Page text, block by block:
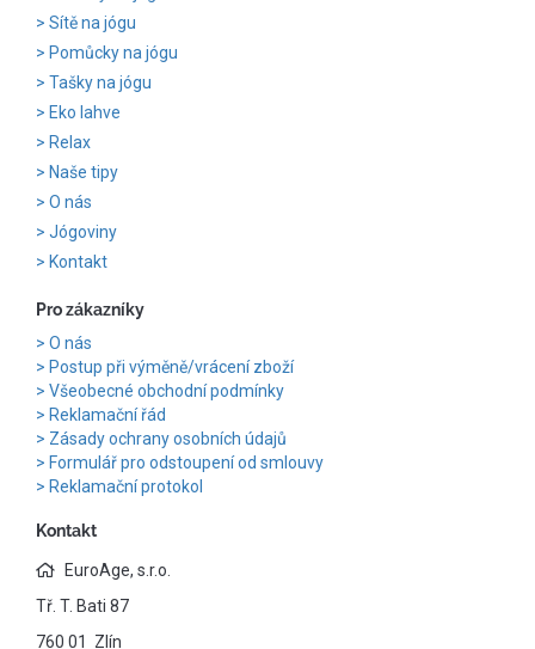
Sítě na jógu
Pomůcky na jógu
Tašky na jógu
Eko lahve
Relax
Naše tipy
O nás
Jógoviny
Kontakt
Pro zákazníky
O nás
Postup při výměně/vrácení zboží
Všeobecné obchodní podmínky
Reklamační řád
Zásady ochrany osobních údajů
Formulář pro odstoupení od smlouvy
Reklamační protokol
Kontakt
EuroAge, s.r.o.
Tř. T. Bati 87
760 01 Zlín